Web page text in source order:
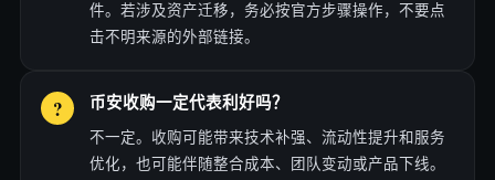
件。若涉及资产迁移，务必按官方步骤操作，不要点
击不明来源的外部链接。
币安收购一定代表利好吗？
不一定。收购可能带来技术补强、流动性提升和服务
优化，也可能伴随整合成本、团队变动或产品下线。